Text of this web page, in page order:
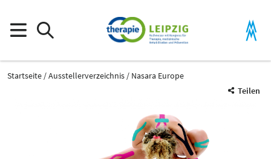
Startseite Ausstellerverzeichnis
Nasara Europe
Teilen